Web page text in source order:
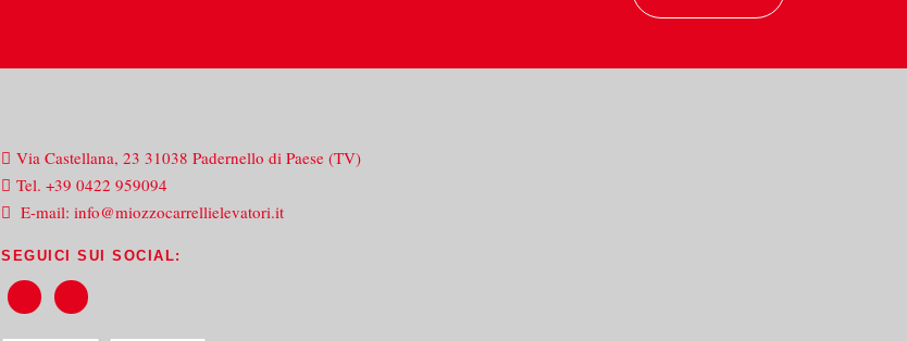
Via Castellana, 23 31038 Padernello di Paese (TV)
Tel.+39 0422 959094
E-mail:info@miozzocarrellielevatori.it
SEGUICI SUI SOCIAL: